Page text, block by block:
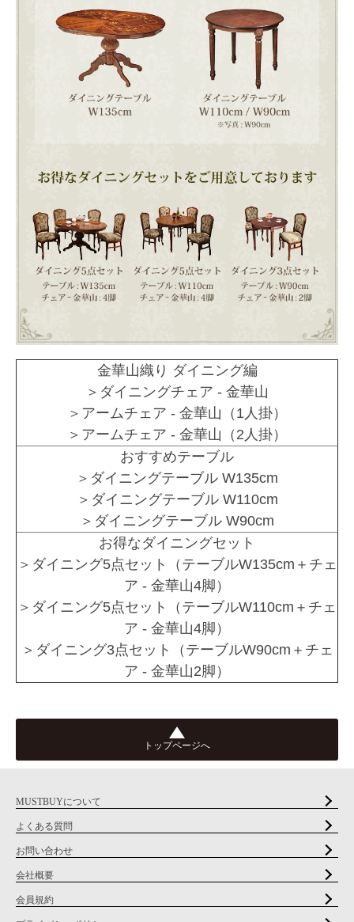
金華山織り ダイニング編
＞ダイニングチェア - 金華山
＞アームチェア - 金華山（1人掛）
＞アームチェア - 金華山（2人掛）
おすすめテーブル
＞ダイニングテーブル W135cm
＞ダイニングテーブル W110cm
＞ダイニングテーブル W90cm
お得なダイニングセット
＞ダイニング5点セット（テーブルW135cm＋チェ
ア - 金華山4脚）
＞ダイニング5点セット（テーブルW110cm＋チェ
ア - 金華山4脚）
＞ダイニング3点セット（テーブルW90cm＋チェ
ア - 金華山2脚）
トップページへ
MUSTBUYについて
よくある質問
お問い合わせ
会社概要
会員規約